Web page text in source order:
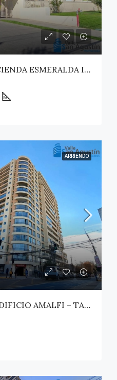
DEPTO EDIFICIO HACIENDA ESMERALDA II – TALCA
ARRIENDO
DEPTO AMOBLADO EDIFICIO AMALFI – TALCA